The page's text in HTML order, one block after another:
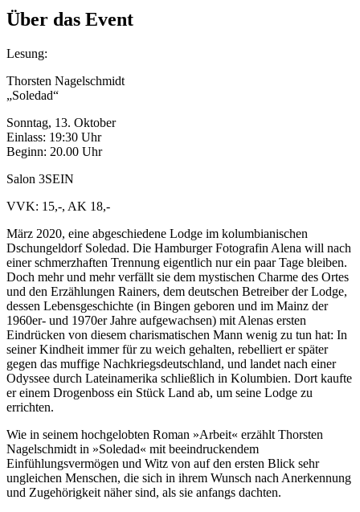
Über das Event
Lesung:
Thorsten Nagelschmidt
„Soledad“
Sonntag, 13. Oktober
Einlass: 19:30 Uhr
Beginn: 20.00 Uhr
Salon 3SEIN
VVK: 15,-, AK 18,-
März 2020, eine abgeschiedene Lodge im kolumbianischen
Dschungeldorf Soledad. Die Hamburger Fotografin Alena will nach
einer schmerzhaften Trennung eigentlich nur ein paar Tage bleiben.
Doch mehr und mehr verfällt sie dem mystischen Charme des Ortes
und den Erzählungen Rainers, dem deutschen Betreiber der Lodge,
dessen Lebensgeschichte (in Bingen geboren und im Mainz der
1960er- und 1970er Jahre aufgewachsen) mit Alenas ersten
Eindrücken von diesem charismatischen Mann wenig zu tun hat: In
seiner Kindheit immer für zu weich gehalten, rebelliert er später
gegen das muffige Nachkriegsdeutschland, und landet nach einer
Odyssee durch Lateinamerika schließlich in Kolumbien. Dort kaufte
er einem Drogenboss ein Stück Land ab, um seine Lodge zu
errichten.
Wie in seinem hochgelobten Roman »Arbeit« erzählt Thorsten
Nagelschmidt in »Soledad« mit beeindruckendem
Einfühlungsvermögen und Witz von auf den ersten Blick sehr
ungleichen Menschen, die sich in ihrem Wunsch nach Anerkennung
und Zugehörigkeit näher sind, als sie anfangs dachten.